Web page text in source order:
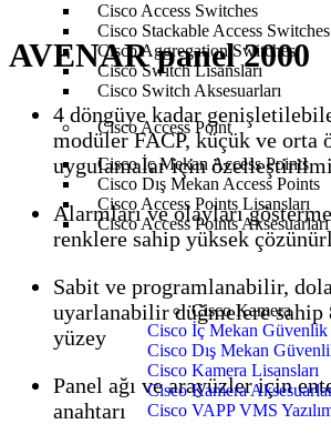
Cisco Access Switches
Cisco Stackable Access Switches
Cisco Aggregation Switches
Cisco Switch Lisansları
Cisco Switch Aksesuarları
Cisco Access Point
Cisco İç Mekan Access Points
Cisco Dış Mekan Access Points
Cisco Access Points Lisansları
Cisco Access Points Aksesuarları
Cisco Kamera
Cisco İç Mekan Güvenlik
Cisco Dış Mekan
Cisco Kamera Lisansları
Cisco Kamera
Cisco VAPP VMS
AVENAR panel 2000
4 döngüye kadar
modüler FACP, küçük ve orta
uygulamalar için
Alarmları ve olayları
renklere sahip yüksek
Sabit ve programlanabilir,
uyarlanabilir düğmelere
yüzey
Panel ağı ve arayüzler için
anahtarı